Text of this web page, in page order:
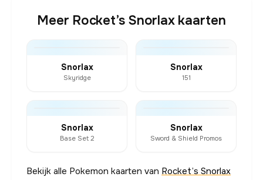
Meer Rocket’s Snorlax kaarten
Snorlax
Skyridge
Snorlax
151
Snorlax
Base Set 2
Snorlax
Sword & Shield Promos
Bekijk alle Pokemon kaarten van Rocket’s Snorlax